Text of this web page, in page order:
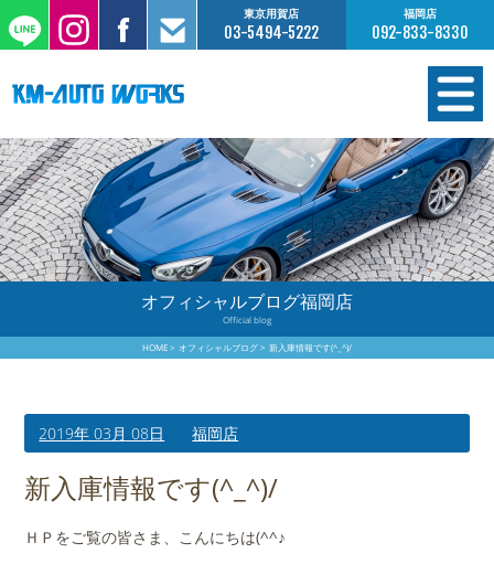
東京用賀店
03-5494-5222
福岡店
092-833-8330
在庫情報
オーダー販売
工場サービス
保証について
買取査定のご案内
店舗案内
会社概要
オフィシャルブログ福岡店
Official blog
HOME オフィシャルブログ 新入庫情報です(^_^)/
2019年 03月 08日 福岡店
新入庫情報です(^_^)/
ＨＰをご覧の皆さま、こんにちは(^^♪